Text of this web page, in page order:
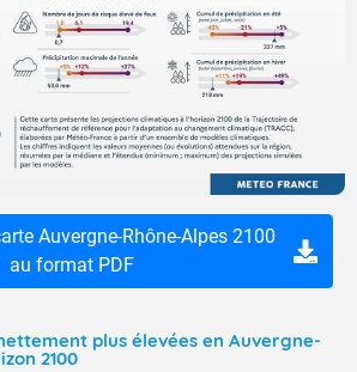
Auvergne-Rhône-Alpes 2100
au format PDF
plus élevées en Auvergne-
2100